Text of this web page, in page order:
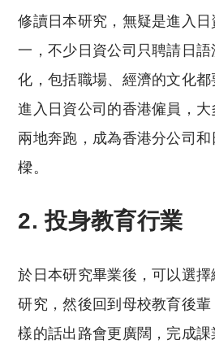
修讀日本研究，無疑是進入
一，不少日資公司只聘請日
化，包括職場、經濟的文化
進入日資公司的香港僱員，
兩地奔跑，成為香港分公司
樑。
2. 投身教育行業
於日本研究畢業後，可以選
研究，然後回到母校教育後
樣的話出路會更廣闊，完成